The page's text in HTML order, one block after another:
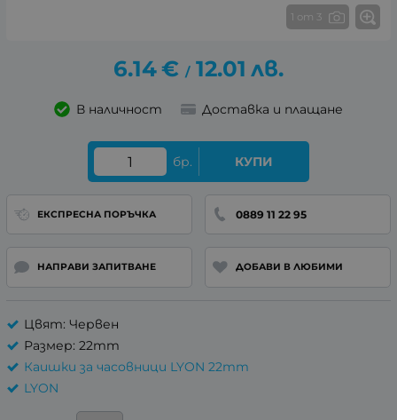
1 от 3
6.14€ / 12.01 лв.
В наличност Доставка и плащане
бр. КУПИ
ЕКСПРЕСНА ПОРЪЧКА 0889 11 22 95
НАПРАВИ ЗАПИТВАНЕ ДОБАВИ В ЛЮБИМИ
Цвят: Червен
Размер: 22mm
Каишки за часовници LYON 22mm
LYON